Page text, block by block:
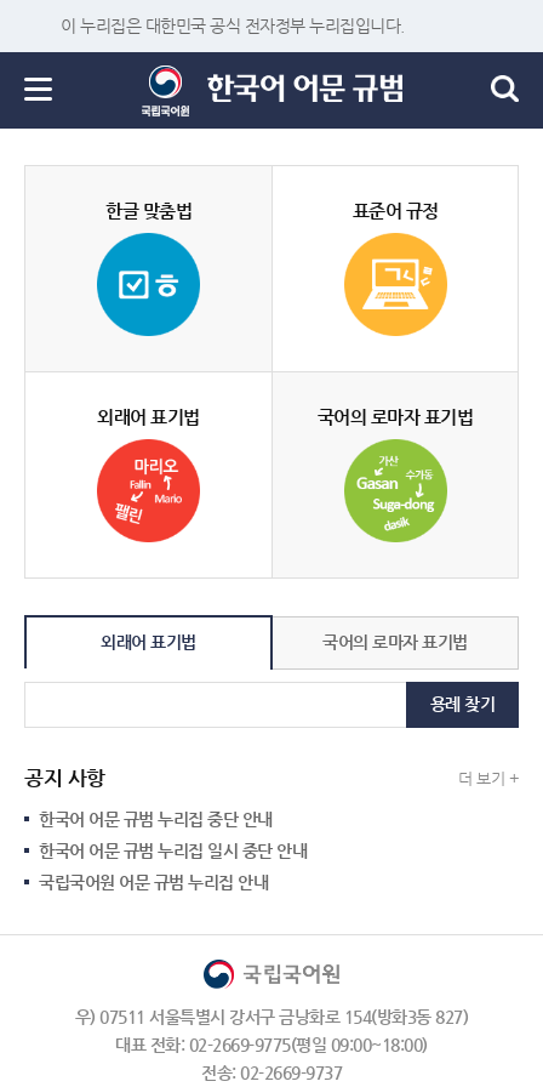
이 누리집은 대한민국 공식 전자정부 누리집입니다.
한글 맞춤법 표준어 규정
외래어 표기법 국어의 로마자 표기법
외래어 표기법 국어의 로마자 표기법
용례 찾기
공지 사항 더 보기 +
한국어 어문 규범 누리집 중단 안내
한국어 어문 규범 누리집 일시 중단 안내
국립국어원 어문 규범 누리집 안내
우) 07511 서울특별시 강서구 금낭화로 154(방화3동 827)
대표 전화: 02-2669-9775(평일 09:00~18:00)
전송: 02-2669-9737